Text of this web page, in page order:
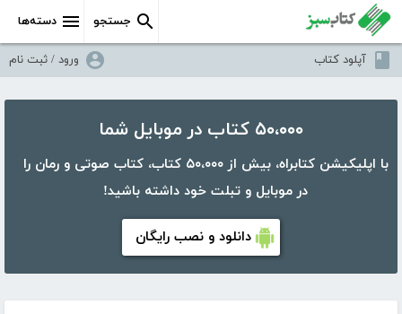
دسته‌ها جستجو
آپلود کتاب ورود / ثبت نام
۵۰،۰۰۰ کتاب در موبایل شما
با اپلیکیشن کتابراه، بیش از ۵۰،۰۰۰ کتاب، کتاب صوتی و رمان را
در موبایل و تبلت خود داشته باشید!
دانلود و نصب رایگان